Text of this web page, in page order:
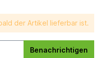
der Artikel lieferbar ist.
Benachrichtigen